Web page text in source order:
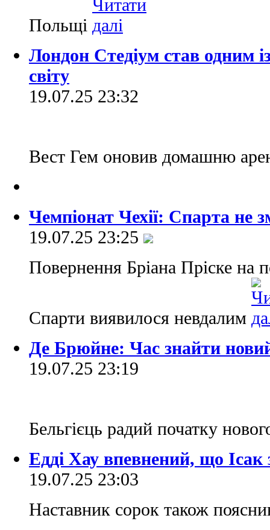
Польщі
Лондон Стедіум став одним
світу
19.07.25 23:32
Вест Гем оновив домашню
Чемпіонат Чехії: Спарта не
19.07.25 23:25
Повернення Бріана Пріске на
Спарти виявилося невдалим
Де Брюйне: Час знайти
19.07.25 23:19
Бельгієць радий початку
Едді Хау впевнений, що
19.07.25 23:03
Наставник сорок також